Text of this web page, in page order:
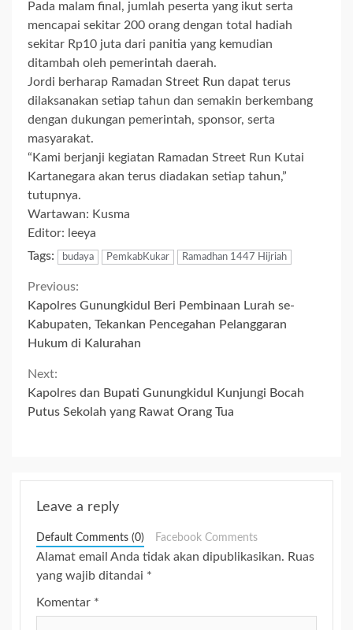
Pada malam final, jumlah peserta yang ikut serta
mencapai sekitar 200 orang dengan total hadiah
sekitar Rp10 juta dari panitia yang kemudian
ditambah oleh pemerintah daerah.
Jordi berharap Ramadan Street Run dapat terus
dilaksanakan setiap tahun dan semakin berkembang
dengan dukungan pemerintah, sponsor, serta
masyarakat.
“Kami berjanji kegiatan Ramadan Street Run Kutai
Kartanegara akan terus diadakan setiap tahun,”
tutupnya.
Wartawan: Kusma
Editor: leeya
Tags:
budaya PemkabKukar Ramadhan 1447 Hijriah
Continue
Reading
Previous:
Kapolres Gunungkidul Beri Pembinaan Lurah se-
Kabupaten, Tekankan Pencegahan Pelanggaran
Hukum di Kalurahan
Next:
Kapolres dan Bupati Gunungkidul Kunjungi Bocah
Putus Sekolah yang Rawat Orang Tua
Leave a reply
Default Comments (0) Facebook Comments
Alamat email Anda tidak akan dipublikasikan. Ruas
yang wajib ditandai *
Komentar *